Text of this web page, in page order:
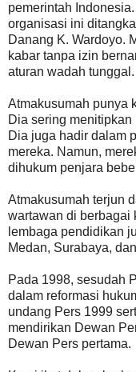
pemerintah
organisasi ini
Danang K. Wardoyo.
kabar tanpa izin
aturan wadah tunggal.
Atmakusumah punya
Dia sering
Dia juga hadir dalam
mereka. Namun,
dihukum penjara
Atmakusumah terjun
wartawan di berbagai
lembaga pendidikan
Medan, Surabaya,
Pada 1998, sesudah
dalam reformasi
undang Pers 1999
mendirikan Dewan
Dewan Pers pertama.